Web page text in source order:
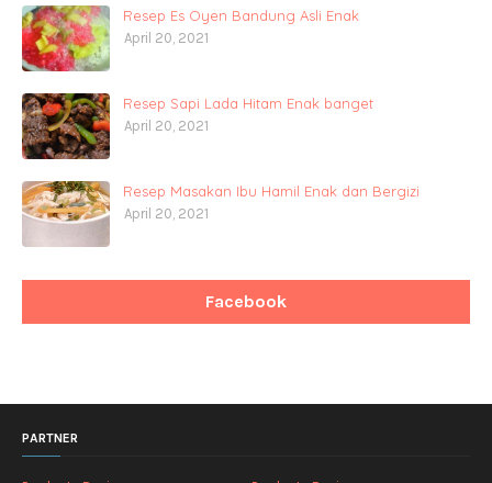
Resep Es Oyen Bandung Asli Enak
April 20, 2021
Resep Sapi Lada Hitam Enak banget
April 20, 2021
Resep Masakan Ibu Hamil Enak dan Bergizi
April 20, 2021
Facebook
PARTNER